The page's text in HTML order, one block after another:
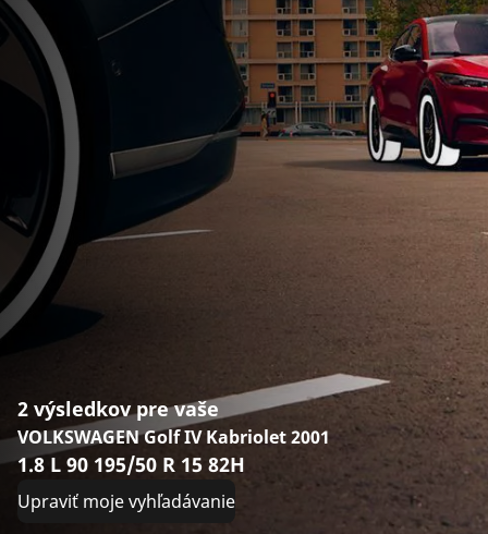
2 výsledkov pre vaše
VOLKSWAGEN Golf IV Kabriolet 2001
1.8 L 90 195/50 R 15 82H
Upraviť moje vyhľadávanie